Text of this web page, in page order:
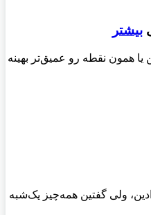
بیشتر
یا همون نقطه رو عمیق‌تر بهینه
دادین، ولی گفتین همه‌چیز یک‌شبه